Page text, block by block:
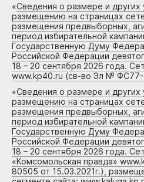
«Сведения о размере и других
размещению на страницах
размещения предвыборных,
период избирательной
Государственную Думу
Российской Федерации
18 – 20 сентября 2026 года.
www.kp40.ru (св-во Эл № ФС77-
«Сведения о размере и других
размещению на страницах
размещения предвыборных,
период избирательной
Государственную Думу
Российской Федерации
18 – 20 сентября 2026 года.
«Комсомольская правда»
80505 от 15.03.2021г.),